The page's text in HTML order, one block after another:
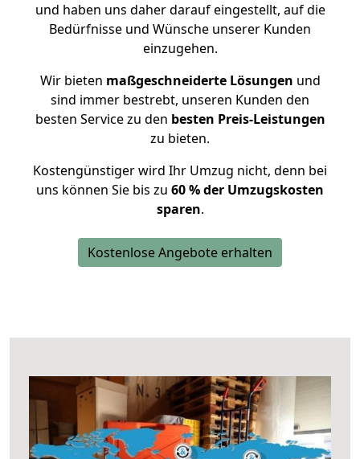
und haben uns daher darauf eingestellt, auf die
Bedürfnisse und Wünsche unserer Kunden
einzugehen.
Wir bieten maßgeschneiderte Lösungen und
sind immer bestrebt, unseren Kunden den
besten Service zu den besten Preis-Leistungen
zu bieten.
Kostengünstiger wird Ihr Umzug nicht, denn bei
uns können Sie bis zu 60 % der Umzugskosten
sparen.
Kostenlose Angebote erhalten